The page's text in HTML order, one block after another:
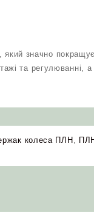
значно
та регулюванні, а
колеса ПЛН ,